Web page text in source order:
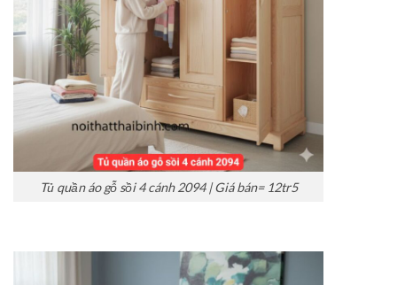
Tủ quần áo gỗ sồi 4 cánh 2094 | Giá bán= 12tr5